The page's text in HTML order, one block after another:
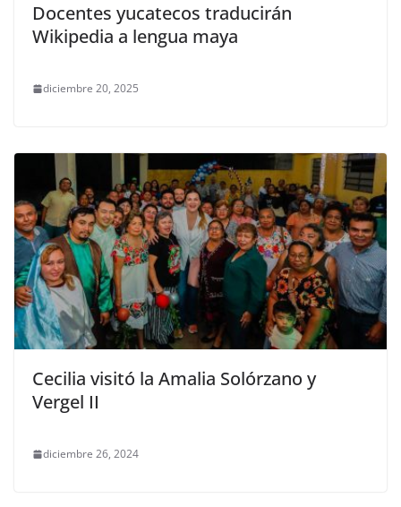
Docentes yucatecos traducirán
Wikipedia a lengua maya
diciembre 20, 2025
Cecilia visitó la Amalia Solórzano y
Vergel II
diciembre 26, 2024